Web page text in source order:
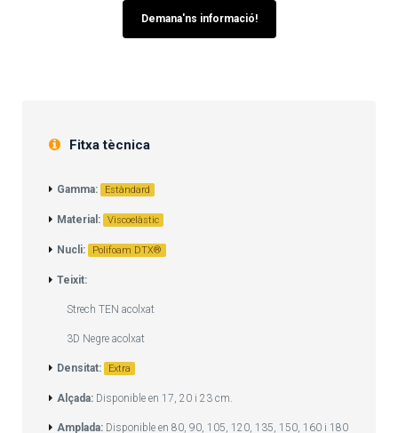
Demana'ns informació!
Fitxa tècnica
Gamma: Estàndard
Material: Viscoelàstic
Nucli: Polifoam DTX®
Teixit:
Strech TEN acolxat
3D Negre acolxat
Densitat: Extra
Alçada: Disponible en 17, 20 i 23 cm.
Amplada: Disponible en 80, 90, 105, 120, 135, 150, 160 i 180